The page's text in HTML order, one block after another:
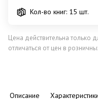
Кол-во книг: 15 шт.
Цена действительна только
отличаться от цен в
Описание